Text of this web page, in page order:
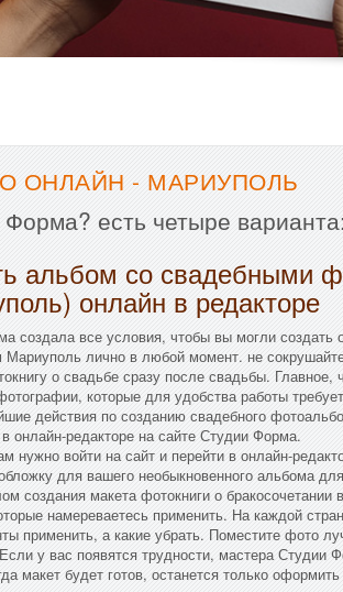
ОНЛАЙН - МАРИУПОЛЬ
есть четыре варианта:
альбом со свадебными
онлайн в редакторе
создала все условия, чтобы вы могли создать
лично в любой момент. не
о свадьбе сразу после свадьбы. Главное,
которые для удобства работы
действия по созданию свадебного
онлайн-редакторе на сайте Студии Форма.
нужно войти на сайт и перейти в онлайн-
для вашего необыкновенного альбома
создания макета фотокниги о бракосочетании
намереваетесь применить. На каждой
применить, а какие убрать. Поместите фото
у вас появятся трудности, мастера Студии
макет будет готов, останется только оформить